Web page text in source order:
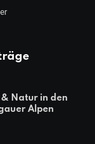
Natur in den
Alpen